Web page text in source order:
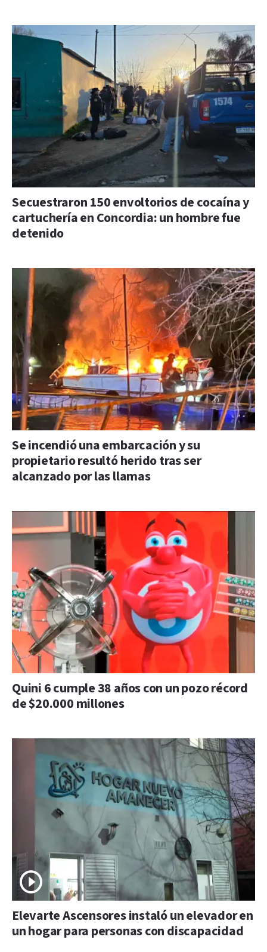
Secuestraron 150 envoltorios de cocaína y
cartuchería en Concordia: un hombre fue
detenido
Se incendió una embarcación y su
propietario resultó herido tras ser
alcanzado por las llamas
Quini 6 cumple 38 años con un pozo récord
de $20.000 millones
Elevarte Ascensores instaló un elevador en
un hogar para personas con discapacidad